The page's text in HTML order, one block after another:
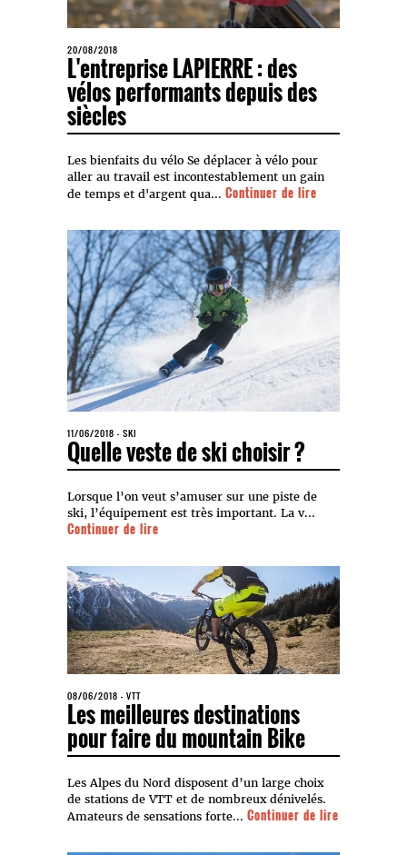
20/08/2018
L'entreprise LAPIERRE : des
vélos performants depuis des
siècles
Les bienfaits du vélo Se déplacer à vélo pour
aller au travail est incontestablement un gain
de temps et d'argent qua... Continuer de lire
11/06/2018 - SKI
Quelle veste de ski choisir ?
Lorsque l’on veut s’amuser sur une piste de
ski, l’équipement est très important. La v...
Continuer de lire
08/06/2018 - VTT
Les meilleures destinations
pour faire du mountain Bike
Les Alpes du Nord disposent d’un large choix
de stations de VTT et de nombreux dénivelés.
Amateurs de sensations forte... Continuer de lire